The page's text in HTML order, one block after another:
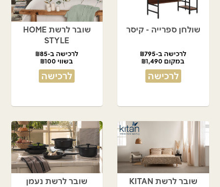
שולחן ספרייה - קיסר
לרכישה ב-₪795
במקום ₪1,490
לרכישה
שובר לרשת HOME
STYLE
לרכישה ב-₪85
בשווי ₪100
לרכישה
שובר לרשת KITAN שובר לרשת נעמן